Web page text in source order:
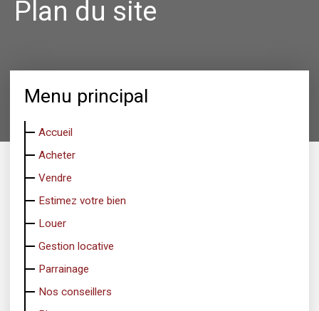
Plan du site
Menu principal
Accueil
Acheter
Vendre
Estimez votre bien
Louer
Gestion locative
Parrainage
Nos conseillers